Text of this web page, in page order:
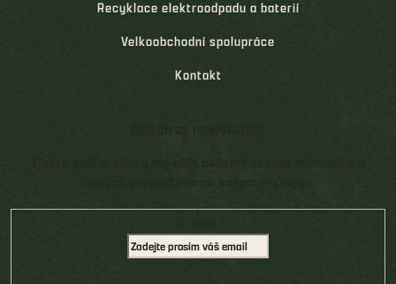
Recyklace elektroodpadu a baterií
Velkoobchodní spolupráce
Kontakt